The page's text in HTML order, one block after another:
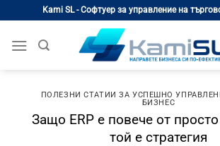
content
Kami SL - Софтуер за управление на
ПОЛЕЗНИ СТАТИИ ЗА УСПЕШНО
БИЗНЕС
Защо ERP е повече от
той е стратегия